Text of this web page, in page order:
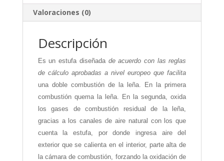
Valoraciones (0)
Descripción
Es un estufa diseñada de acuerdo con las reglas
de cálculo aprobadas a nivel europeoque facilita
una doble combustión de la leña. En la primera
combustión quema la leña. En la segunda, oxida
los gases de combustión residual de la leña,
gracias a los canales de aire natural con los que
cuenta la estufa, por donde ingresa aire del
exterior que se calienta en el interior, parte alta de
la cámara de combustión, forzando la oxidación de